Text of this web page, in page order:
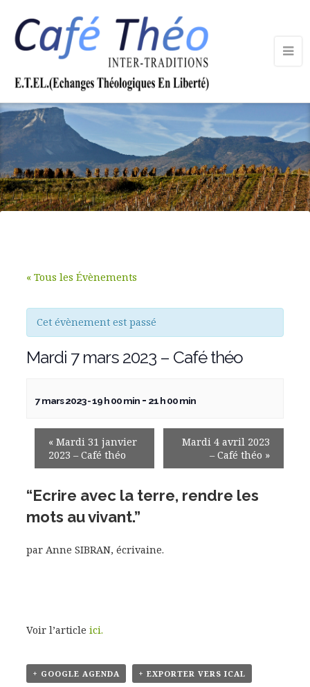
« Tous les Évènements
Cet évènement est passé
Mardi 7 mars 2023 – Café théo
7 mars 2023 - 19 h 00 min- 21 h 00 min
«Mardi 31 janvier
2023 – Café théo
Mardi 4 avril 2023
– Café théo »
“Ecrire avec la terre, rendre les
mots au vivant.”
par Anne SIBRAN, écrivaine.
Voir l’article ici.
+ GOOGLE AGENDA + EXPORTER VERS ICAL